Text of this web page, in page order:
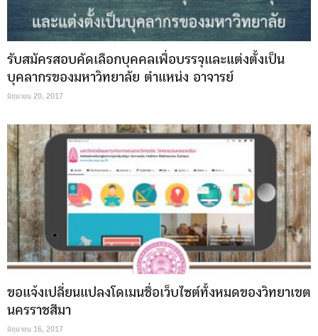
รับสมัครสอบคัดเลือกบุคคลเพื่อบรรจุและแต่งตั้งเป็น
บุคลากรของมหาวิทยาลัย ตำแหน่ง อาจารย์
มิถุนายน 20, 2017
ขอแจ้งเปลี่ยนแปลงโดเมนชื่อเว็บไซต์ทั้งหมดของวิทยาเขต
นครราชสีมา
มิถุนายน 16, 2017